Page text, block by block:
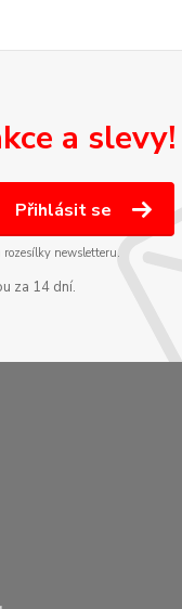
a slevy!
Přihlásit se
newsletteru.
za 14 dní.